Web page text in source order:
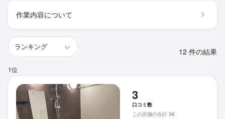
作業内容について
12 件の結果
1位
3
口コミ数
この店舗の合計 36